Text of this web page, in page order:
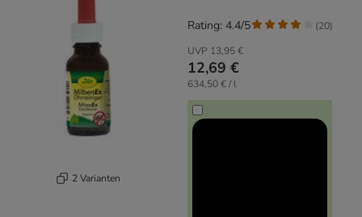
2 Varianten
UVP 13,95 €
12,69 €
634,50 € / l
Rating: 4.4/5 (20)